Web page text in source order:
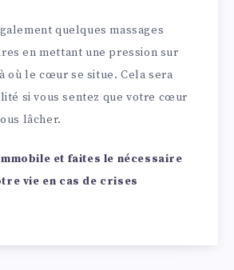
quelques massages
en mettant une pression sur
où le cœur se situe. Cela sera
si vous sentez que votre cœur
lâcher.
et faites le nécessaire
vie en cas de crises